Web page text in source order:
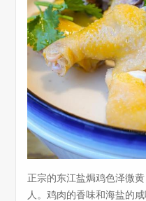
正宗的东江盐焗鸡色泽微
人。鸡肉的香味和海盐的